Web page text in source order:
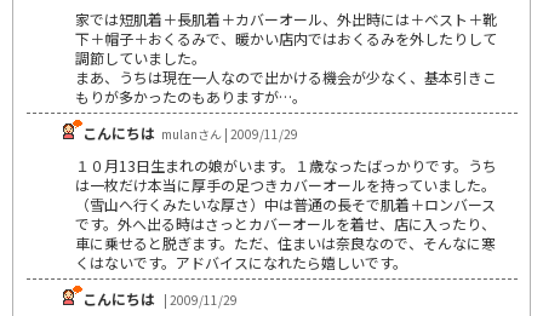
家では短肌着＋長肌着＋カバーオール、外出時には＋ベスト＋靴
下＋帽子＋おくるみで、暖かい店内ではおくるみを外したりして
調節していました。
まあ、うちは現在一人なので出かける機会が少なく、基本引きこ
もりが多かったのもありますが…。
こんにちは mulanさん | 2009/11/29
１０月13日生まれの娘がいます。１歳なったばっかりです。うち
は一枚だけ本当に厚手の足つきカバーオールを持っていました。
（雪山へ行くみたいな厚さ）中は普通の長そで肌着＋ロンバース
です。外へ出る時はさっとカバーオールを着せ、店に入ったり、
車に乗せると脱ぎます。ただ、住まいは奈良なので、そんなに寒
くはないです。アドバイスになれたら嬉しいです。
こんにちは | 2009/11/29